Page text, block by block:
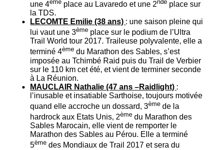
une 4ème place au Lavaredo et une 2nde place sur
la TDS.
LECOMTE Emilie (38 ans) : une saison pleine qui
lui vaut une 3ème place sur le podium de l’Ultra
Trail World tour 2017. Traileuse polyvalente, elle a
terminé 4ème du Marathon des Sables, s’est
imposée au Tchimbé Raid puis du Trail de Verbier
sur le 110 km cet été, et vient de terminer seconde
à La Réunion.
MAUCLAIR Nathalie (47 ans –Raidlight) :
l’inusable et insatiable Sarthoise, toujours motivée
quand elle accroche un dossard, 3ème de la
hardrock aux Etats Unis, 2ème du Marathon des
Sables Marocain, elle vient de remporter le
Marathon des Sables au Pérou. Elle a terminé
5ème des Mondiaux de Trail 2017 et sera du